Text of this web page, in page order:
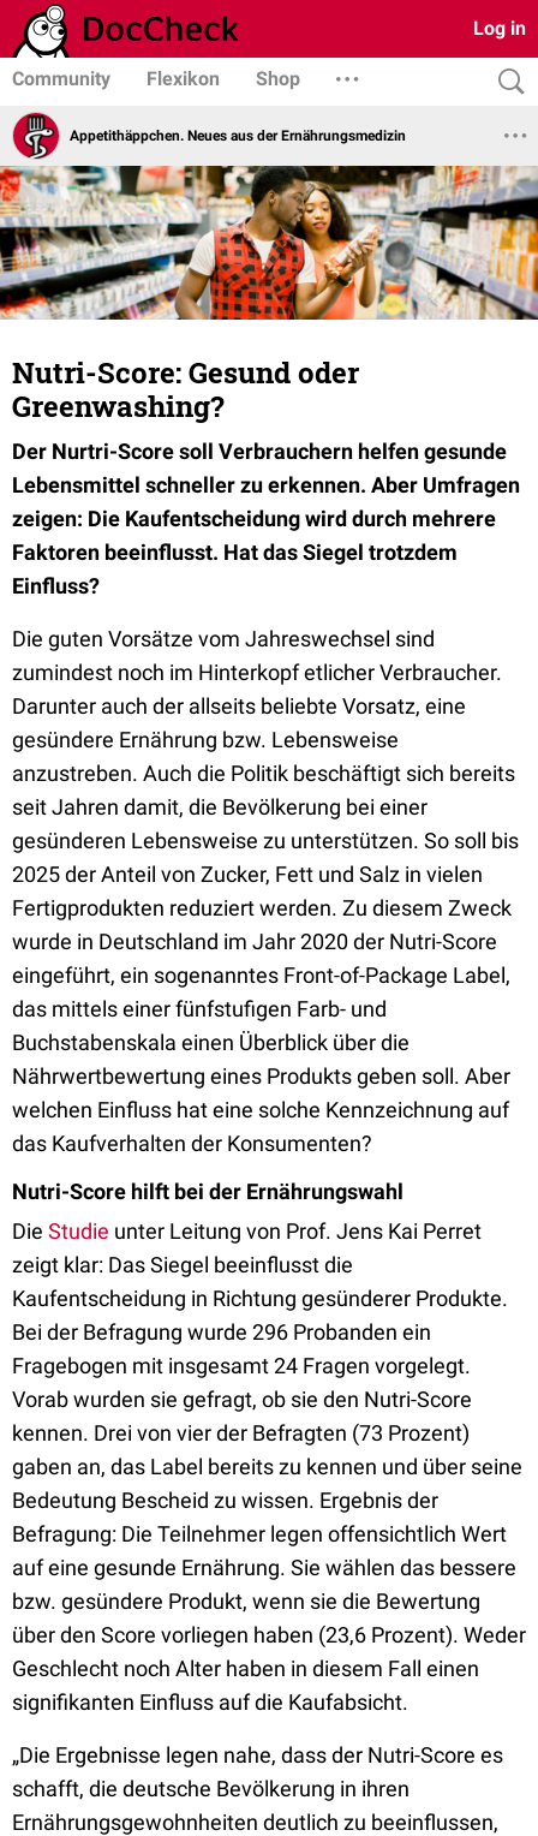
Log in
Community Flexikon Shop
Appetithäppchen. Neues aus der Ernährungsmedizin
Nutri-Score: Gesund oder
Greenwashing?
Der Nurtri-Score soll Verbrauchern helfen gesunde
Lebensmittel schneller zu erkennen. Aber Umfragen
zeigen: Die Kaufentscheidung wird durch mehrere
Faktoren beeinflusst. Hat das Siegel trotzdem
Einfluss?
Die guten Vorsätze vom Jahreswechsel sind
zumindest noch im Hinterkopf etlicher Verbraucher.
Darunter auch der allseits beliebte Vorsatz, eine
gesündere Ernährung bzw. Lebensweise
anzustreben. Auch die Politik beschäftigt sich bereits
seit Jahren damit, die Bevölkerung bei einer
gesünderen Lebensweise zu unterstützen. So soll bis
2025 der Anteil von Zucker, Fett und Salz in vielen
Fertigprodukten reduziert werden. Zu diesem Zweck
wurde in Deutschland im Jahr 2020 der Nutri-Score
eingeführt, ein sogenanntes Front-of-Package Label,
das mittels einer fünfstufigen Farb- und
Buchstabenskala einen Überblick über die
Nährwertbewertung eines Produkts geben soll. Aber
welchen Einfluss hat eine solche Kennzeichnung auf
das Kaufverhalten der Konsumenten?
Nutri-Score hilft bei der Ernährungswahl
Die Studie unter Leitung von Prof. Jens Kai Perret
zeigt klar: Das Siegel beeinflusst die
Kaufentscheidung in Richtung gesünderer Produkte.
Bei der Befragung wurde 296 Probanden ein
Fragebogen mit insgesamt 24 Fragen vorgelegt.
Vorab wurden sie gefragt, ob sie den Nutri-Score
kennen. Drei von vier der Befragten (73 Prozent)
gaben an, das Label bereits zu kennen und über seine
Bedeutung Bescheid zu wissen. Ergebnis der
Befragung: Die Teilnehmer legen offensichtlich Wert
auf eine gesunde Ernährung. Sie wählen das bessere
bzw. gesündere Produkt, wenn sie die Bewertung
über den Score vorliegen haben (23,6 Prozent). Weder
Geschlecht noch Alter haben in diesem Fall einen
signifikanten Einfluss auf die Kaufabsicht.
„Die Ergebnisse legen nahe, dass der Nutri-Score es
schafft, die deutsche Bevölkerung in ihren
Ernährungsgewohnheiten deutlich zu beeinflussen,